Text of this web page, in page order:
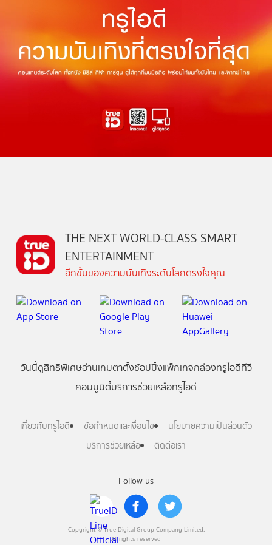
Follow us
Copyright © True Digital Group Company Limited.
All rights reserved
THE NEXT WORLD-CLASS SMART
ENTERTAINMENT
อีกขั้นของความบันเทิงระดับโลกตรงใจคุณ
วันนี้ดูสิทธิพิเศษอ่านเกมตาตั้งช้อปปิ้งแพ็กเกจกล่องทรูไอดีทีวี
คอมมูนิตี้บริการช่วยเหลือทรูไอดี
เกี่ยวกับทรูไอดี ข้อกำหนดและเงื่อนไข
นโยบายความเป็นส่วนตัว
บริการช่วยเหลือ
ติดต่อเรา